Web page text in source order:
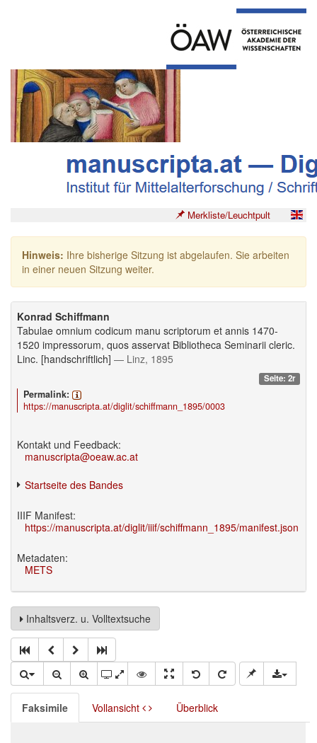
Merkliste/Leuchtpult
Hinweis: Ihre bisherige Sitzung ist abgelaufen. Sie arbeiten
in einer neuen Sitzung weiter.
Konrad Schiffmann
Tabulae omnium codicum manu scriptorum et annis 1470-
1520 impressorum, quos asservat Bibliotheca Seminarii cleric.
Linc. [handschriftlich] — Linz, 1895
Seite: 2r
Permalink:
https://manuscripta.at/diglit/schiffmann_1895/0003
Kontakt und Feedback:
manuscripta@oeaw.ac.at
Startseite des Bandes
IIIF Manifest:
https://manuscripta.at/diglit/iiif/schiffmann_1895/manifest.json
Metadaten:
METS
Inhaltsverz. u. Volltextsuche
Faksimile Vollansicht Überblick